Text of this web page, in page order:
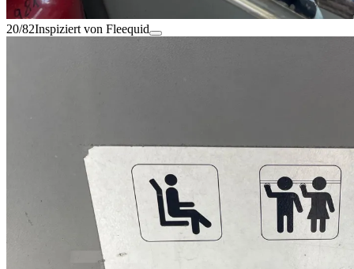
20/82Inspiziert von Fleequid